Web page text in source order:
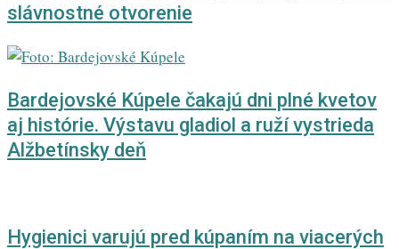
slávnostné otvorenie
Bardejovské Kúpele čakajú dni plné kvetov
aj histórie. Výstavu gladiol a ruží vystrieda
Alžbetínsky deň
Hygienici varujú pred kúpaním na viacerých